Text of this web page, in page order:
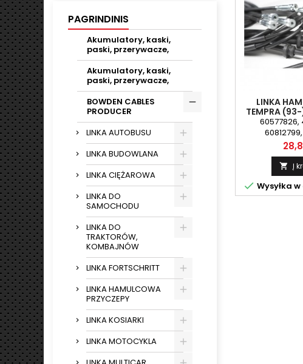
PAGRINDINIS
Akumulatory, kaski,
paski, przerywacze,
Akumulatory, kaski,
paski, przerywacze,
BOWDEN CABLES
PRODUCER
LINKA AUTOBUSU
LINKA BUDOWLANA
LINKA CIĘŻAROWA
LINKA DO
SAMOCHODU
LINKA DO
TRAKTORÓW,
KOMBAJNÓW
LINKA FORTSCHRITT
LINKA HAMULCOWA
PRZYCZEPY
LINKA KOSIARKI
LINKA MOTOCYKLA
LINKA
TEMPRA
(L-1460/
60577826,
 Į
 Wysyłka